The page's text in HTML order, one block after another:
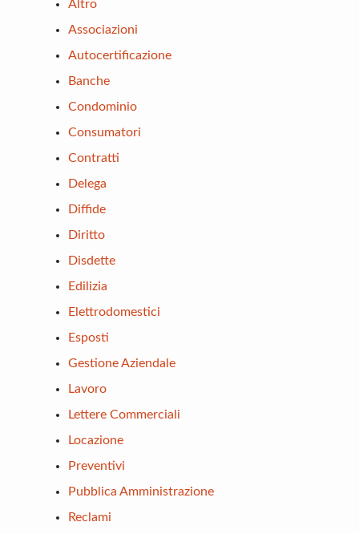
Altro
Associazioni
Autocertificazione
Banche
Condominio
Consumatori
Contratti
Delega
Diffide
Diritto
Disdette
Edilizia
Elettrodomestici
Esposti
Gestione Aziendale
Lavoro
Lettere Commerciali
Locazione
Preventivi
Pubblica Amministrazione
Reclami